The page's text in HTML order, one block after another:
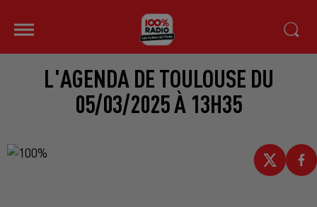
L'AGENDA DE TOULOUSE DU
05/03/2025 À 13H35